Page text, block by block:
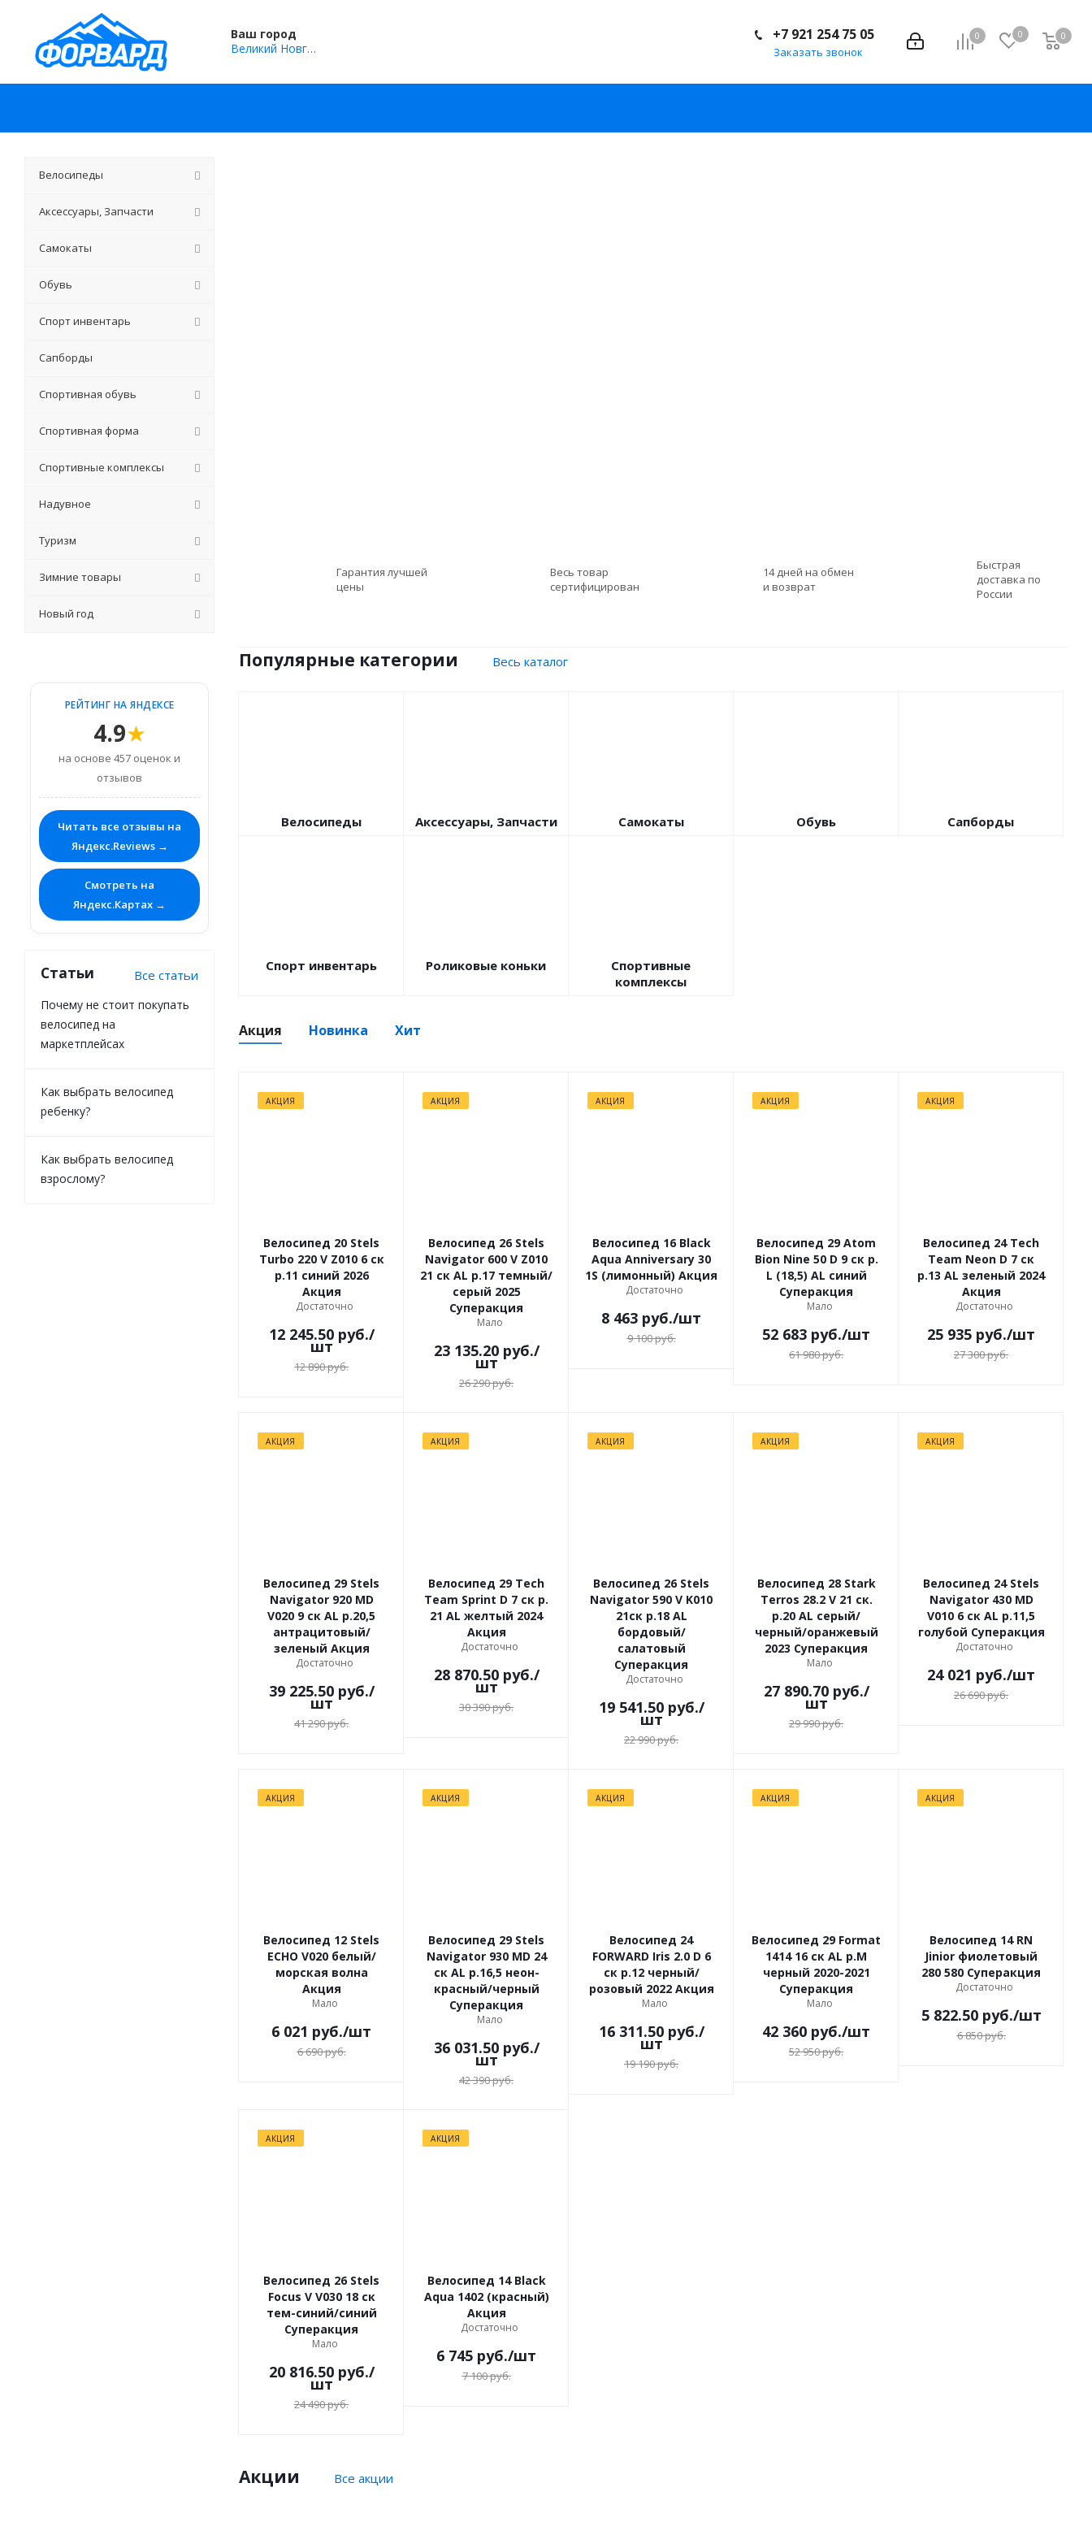
Ваш город
Великий Новгород
0 0 0
+7 921 254 75 05
Заказать звонок
Гарантия лучшей
цены
Весь товар
сертифицирован
14 дней на обмен
и возврат
Быстрая
доставка по
России
Популярные категории Весь каталог
Велосипеды Аксессуары, Запчасти Самокаты Обувь Сапборды
Спорт инвентарь Роликовые коньки
Спортивные
комплексы
Акция Новинка Хит
АКЦИЯ
Велосипед 20 Stels
Turbo 220 V Z010 6 ск
р.11 синий 2026
Акция
Достаточно
12 245.50руб./
шт
12 890руб.
АКЦИЯ
Велосипед 26 Stels
Navigator 600 V Z010
21 ск AL р.17 темный/
серый 2025
Суперакция
Мало
23 135.20руб./
шт
26 290руб.
АКЦИЯ
Велосипед 16 Black
Aqua Anniversary 30
1S (лимонный) Акция
Достаточно
8 463 руб./шт
9 100руб.
АКЦИЯ
Велосипед 29 Atom
Bion Nine 50 D 9 ск р.
L (18,5) AL синий
Суперакция
Мало
52 683 руб./шт
61 980руб.
АКЦИЯ
Велосипед 24 Tech
Team Neon D 7 ск
р.13 AL зеленый 2024
Акция
Достаточно
25 935 руб./шт
27 300руб.
АКЦИЯ
Велосипед 29 Stels
Navigator 920 MD
V020 9 ск AL р.20,5
антрацитовый/
зеленый Акция
Достаточно
39 225.50руб./
шт
41 290руб.
АКЦИЯ
Велосипед 29 Tech
Team Sprint D 7 ск р.
21 AL желтый 2024
Акция
Достаточно
28 870.50руб./
шт
30 390руб.
АКЦИЯ
Велосипед 26 Stels
Navigator 590 V K010
21ск р.18 AL
бордовый/
салатовый
Суперакция
Достаточно
19 541.50руб./
шт
22 990руб.
АКЦИЯ
Велосипед 28 Stark
Terros 28.2 V 21 ск.
р.20 AL серый/
черный/оранжевый
2023 Суперакция
Мало
27 890.70руб./
шт
29 990руб.
АКЦИЯ
Велосипед 24 Stels
Navigator 430 MD
V010 6 ск AL р.11,5
голубой Суперакция
Достаточно
24 021 руб./шт
26 690руб.
АКЦИЯ
Велосипед 12 Stels
ECHO V020 белый/
морская волна
Акция
Мало
6 021 руб./шт
6 690руб.
АКЦИЯ
Велосипед 29 Stels
Navigator 930 MD 24
ск AL р.16,5 неон-
красный/черный
Суперакция
Мало
36 031.50руб./
шт
42 390руб.
АКЦИЯ
Велосипед 24
FORWARD Iris 2.0 D 6
ск р.12 черный/
розовый 2022 Акция
Мало
16 311.50руб./
шт
19 190руб.
АКЦИЯ
Велосипед 29 Format
1414 16 ск AL р.M
черный 2020-2021
Суперакция
Мало
42 360 руб./шт
52 950руб.
АКЦИЯ
Велосипед 14 RN
Jinior фиолетовый
280 580 Суперакция
Достаточно
5 822.50руб./шт
6 850руб.
АКЦИЯ
Велосипед 26 Stels
Focus V V030 18 ск
тем-синий/синий
Суперакция
Мало
20 816.50руб./
шт
24 490руб.
АКЦИЯ
Велосипед 14 Black
Aqua 1402 (красный)
Акция
Достаточно
6 745 руб./шт
7 100руб.
Акции Все акции
Велосипеды
Аксессуары, Запчасти
Самокаты
Обувь
Спорт инвентарь
Сапборды
Спортивная обувь
Спортивная форма
Спортивные комплексы
Надувное
Туризм
Зимние товары
Новый год
РЕЙТИНГ НА ЯНДЕКСЕ
4.9★
на основе 457 оценок и
отзывов
Читать все отзывы на
Яндекс.Reviews →
Смотреть на
Яндекс.Картах →
Статьи Все статьи
Почему не стоит покупать
велосипед на
маркетплейсах
Как выбрать велосипед
ребенку?
Как выбрать велосипед
взрослому?